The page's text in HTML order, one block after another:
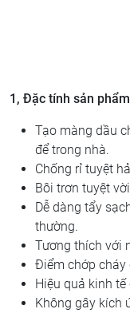
1, Đặc tính sản
Tạo màng dầu
để trong nhà.
Chống rỉ tuyệt
Bôi trơn tuyệt
Dễ dàng tẩy
thường.
Tương thích với
Điểm chớp cháy
Hiệu quả kinh tế
Không gây kích